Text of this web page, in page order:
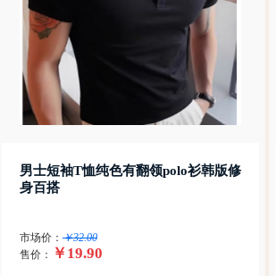
男士短袖T恤纯色有翻领polo衫韩版修
身百搭
市场价： ￥32.00
售价：
￥19.90